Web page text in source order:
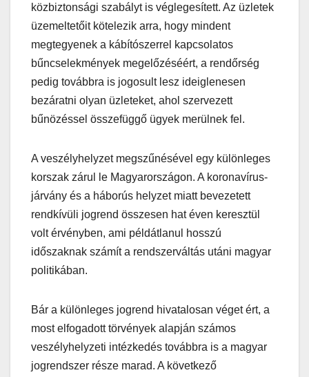
közbiztonsági szabályt is véglegesített. Az üzletek
üzemeltetőit kötelezik arra, hogy mindent
megtegyenek a kábítószerrel kapcsolatos
bűncselekmények megelőzéséért, a rendőrség
pedig továbbra is jogosult lesz ideiglenesen
bezáratni olyan üzleteket, ahol szervezett
bűnözéssel összefüggő ügyek merülnek fel.
A veszélyhelyzet megszűnésével egy különleges
korszak zárul le Magyarországon. A koronavírus-
járvány és a háborús helyzet miatt bevezetett
rendkívüli jogrend összesen hat éven keresztül
volt érvényben, ami példátlanul hosszú
időszaknak számít a rendszerváltás utáni magyar
politikában.
Bár a különleges jogrend hivatalosan véget ért, a
most elfogadott törvények alapján számos
veszélyhelyzeti intézkedés továbbra is a magyar
jogrendszer része marad. A következő